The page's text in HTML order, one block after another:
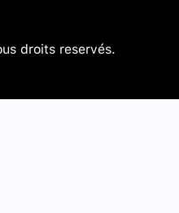
droits reservés.